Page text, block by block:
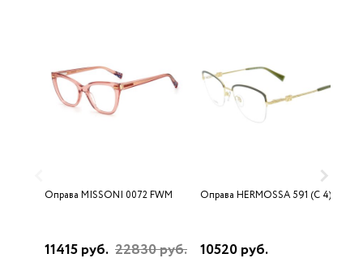
Оправа MISSONI 0072 FWM
11415 руб. 22830 руб.
Оправа HERMOSSA 591 (C 4)
10520 руб.